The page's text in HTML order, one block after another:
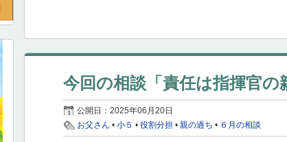
今回の相談「責任は指揮官の
公開日：2025年06月20日
お父さん •小５ •役割分担 •親の過ち • ６月の相談